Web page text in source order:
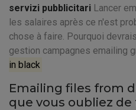
servizi pubblicitari Lancer
les salaires après ce n'est
chose à faire. Pourquoi
gestion campagnes emailing
in black
Emailing files from
que vous oubliez de